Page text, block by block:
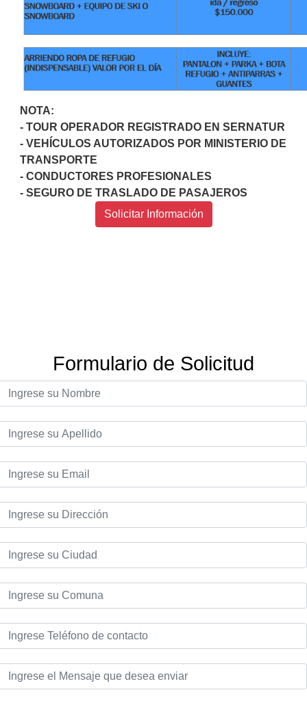
NOTA:
- TOUR OPERADOR REGISTRADO EN SERNATUR
- VEHÍCULOS AUTORIZADOS POR MINISTERIO DE
TRANSPORTE
- CONDUCTORES PROFESIONALES
- SEGURO DE TRASLADO DE PASAJEROS
Solicitar Información
Formulario de Solicitud